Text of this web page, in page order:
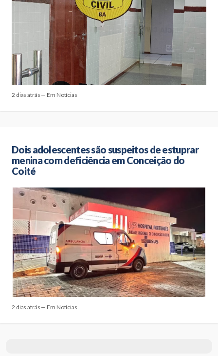
2 dias atrás — Em Notícias
Dois adolescentes são suspeitos de estuprar
menina com deficiência em Conceição do
Coité
2 dias atrás — Em Notícias